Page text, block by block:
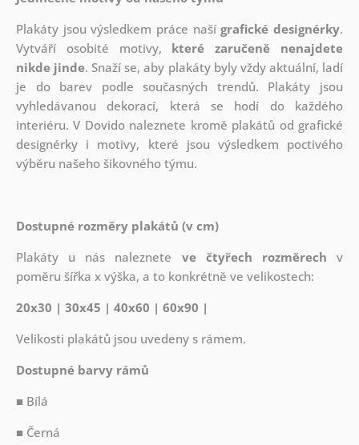
Plakáty jsou výsledkem práce našígrafické designérky.
Vytváří osobité motivy, které zaručeně nenajdete
nikde jinde. Snaží se, aby plakáty byly vždy aktuální, ladí
je do barev podle současných trendů. Plakáty jsou
vyhledávanou dekorací, která se hodí do každého
interiéru. V Dovido naleznete kromě plakátů od grafické
designérky i motivy, které jsou výsledkem poctivého
výběru našeho šikovného týmu.
Dostupné rozměry plakátů (v cm)
Plakáty u nás naleznete ve čtyřech rozměrech v
poměru šířka x výška, a to konkrétně ve velikostech:
20x30 | 30x45 | 40x60 | 60x90 |
Velikosti plakátů jsou uvedeny s rámem.
Dostupné barvy rámů
■ Bílá
■ Černá